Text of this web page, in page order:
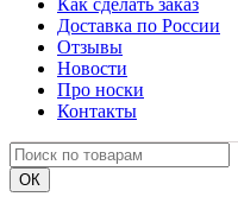
Доставка по России
Отзывы
Новости
Про носки
Контакты